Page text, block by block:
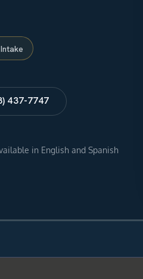
Intake
437-7747
in English and Spanish